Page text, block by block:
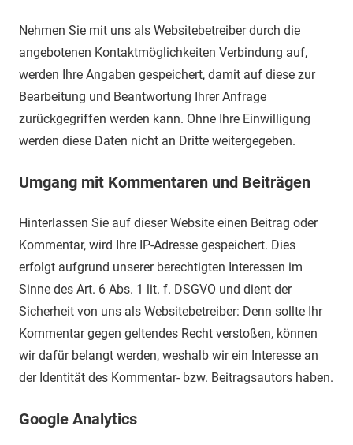
Nehmen Sie mit uns als Websitebetreiber durch die
angebotenen Kontaktmöglichkeiten Verbindung auf,
werden Ihre Angaben gespeichert, damit auf diese zur
Bearbeitung und Beantwortung Ihrer Anfrage
zurückgegriffen werden kann. Ohne Ihre Einwilligung
werden diese Daten nicht an Dritte weitergegeben.
Umgang mit Kommentaren und Beiträgen
Hinterlassen Sie auf dieser Website einen Beitrag oder
Kommentar, wird Ihre IP-Adresse gespeichert. Dies
erfolgt aufgrund unserer berechtigten Interessen im
Sinne des Art. 6 Abs. 1 lit. f. DSGVO und dient der
Sicherheit von uns als Websitebetreiber: Denn sollte Ihr
Kommentar gegen geltendes Recht verstoßen, können
wir dafür belangt werden, weshalb wir ein Interesse an
der Identität des Kommentar- bzw. Beitragsautors haben.
Google Analytics